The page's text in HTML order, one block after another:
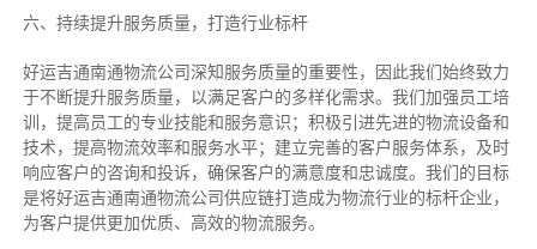
六、持续提升服务质量，打造行业标杆
好运吉通南通物流公司深知服务质量的重要性，因此我们始终致力
于不断提升服务质量，以满足客户的多样化需求。我们加强员工培
训，提高员工的专业技能和服务意识；积极引进先进的物流设备和
技术，提高物流效率和服务水平；建立完善的客户服务体系，及时
响应客户的咨询和投诉，确保客户的满意度和忠诚度。我们的目标
是将好运吉通南通物流公司供应链打造成为物流行业的标杆企业，
为客户提供更加优质、高效的物流服务。